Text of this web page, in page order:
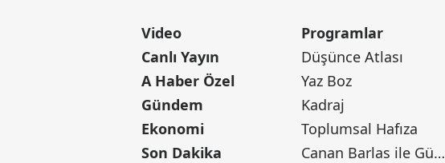
Video
Canlı Yayın
A Haber Özel
Gündem
Ekonomi
Son Dakika
Programlar
Düşünce Atlası
Yaz Boz
Kadraj
Toplumsal Hafıza
Canan Barlas ile Gündem